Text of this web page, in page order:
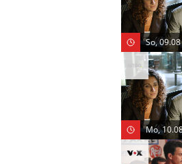
So,
Mo,